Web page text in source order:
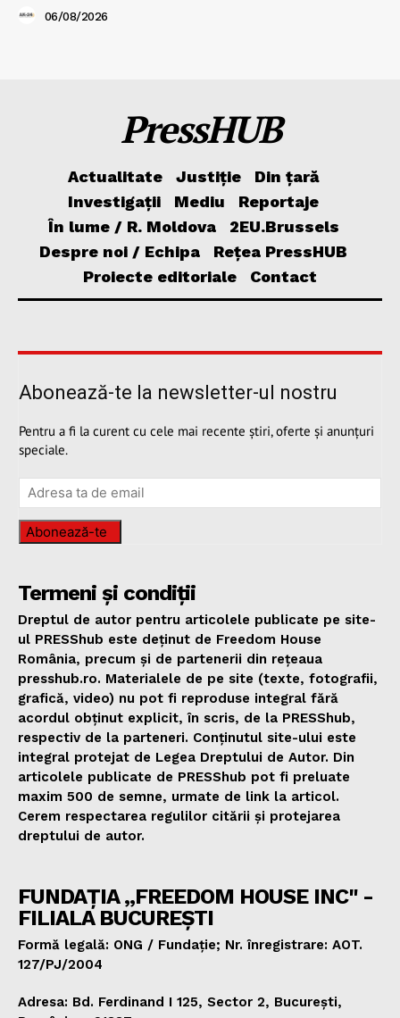
06/08/2026
PressHUB
Actualitate Justiție
Din țară
Investigații
Mediu
Reportaje
În lume / R. Moldova
2EU.Brussels
Despre noi / Echipa
Rețea PressHUB
Proiecte editoriale
Contact
Abonează-te la newsletter-ul nostru
Pentru a fi la curent cu cele mai recente știri, oferte și anunțuri
speciale.
Abonează-te
Termeni și condiții
Dreptul de autor pentru articolele publicate pe site-
ul PRESShub este deținut de Freedom House
România, precum și de partenerii din rețeaua
presshub.ro. Materialele de pe site (texte, fotografii,
grafică, video) nu pot fi reproduse integral fără
acordul obținut explicit, în scris, de la PRESShub,
respectiv de la parteneri. Conținutul site-ului este
integral protejat de Legea Dreptului de Autor. Din
articolele publicate de PRESShub pot fi preluate
maxim 500 de semne, urmate de link la articol.
Cerem respectarea regulilor citării și protejarea
dreptului de autor.
FUNDAȚIA „FREEDOM HOUSE INC" -
FILIALA BUCUREȘTI
Formă legală: ONG / Fundație; Nr. înregistrare: AOT.
127/PJ/2004
Adresa: Bd. Ferdinand I 125, Sector 2, București,